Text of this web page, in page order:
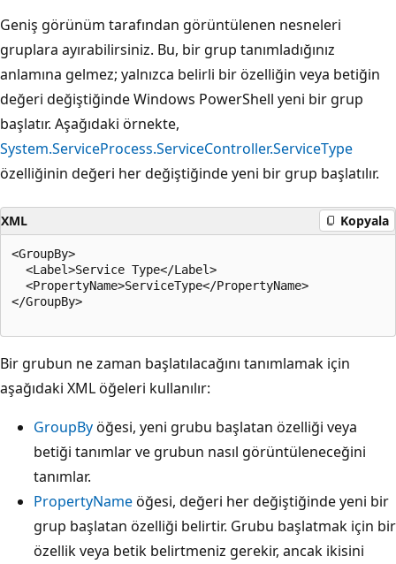
Geniş görünüm tarafından görüntülenen nesneleri
gruplara ayırabilirsiniz. Bu, bir grup tanımladığınız
anlamına gelmez; yalnızca belirli bir özelliğin veya betiğin
değeri değiştiğinde Windows PowerShell yeni bir grup
başlatır. Aşağıdaki örnekte,
System.ServiceProcess.ServiceController.ServiceType
özelliğinin değeri her değiştiğinde yeni bir grup başlatılır.
XML Kopyala
<GroupBy>
  <Label>Service Type</Label>
  <PropertyName>ServiceType</PropertyName>
</GroupBy>
Bir grubun ne zaman başlatılacağını tanımlamak için
aşağıdaki XML öğeleri kullanılır:
GroupByöğesi, yeni grubu başlatan özelliği veya
betiği tanımlar ve grubun nasıl görüntüleneceğini
tanımlar.
PropertyNameöğesi, değeri her değiştiğinde yeni bir
grup başlatan özelliği belirtir. Grubu başlatmak için bir
özellik veya betik belirtmeniz gerekir, ancak ikisini